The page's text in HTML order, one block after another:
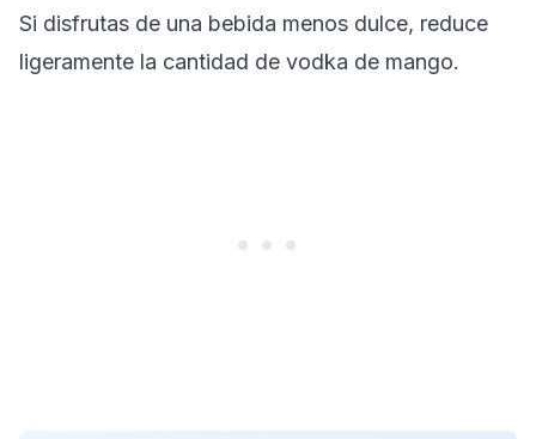
Si disfrutas de una bebida menos dulce, reduce
ligeramente la cantidad de vodka de mango.